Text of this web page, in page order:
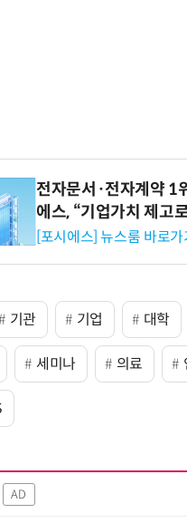
전자문서·전자계약 1
에스, “기업가치 제고
환원 강화” 계획 공시
[포시에스] 뉴스룸 바로가
기관 기업 대학
세미나 의료
AD